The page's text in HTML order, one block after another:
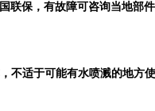
联保，有故障可咨询当地部
不适于可能有水喷溅的地方